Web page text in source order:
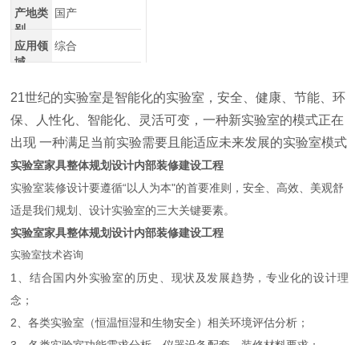
产地类
别
国产
应用领
域
综合
21世纪的实验室是智能化的实验室，安全、健康、节能、环
保、人性化、智能化、灵活可变，一种新实验室的模式正在
出现 一种满足当前实验需要且能适应未来发展的实验室模式
实验室家具整体规划设计内部装修建设工程
实验室装修设计要遵循“以人为本"的首要准则，安全、高效、美观舒
适是我们规划、设计实验室的三大关键要素。
实验室家具整体规划设计内部装修建设工程
实验室技术咨询
1、结合国内外实验室的历史、现状及发展趋势，专业化的设计理
念；
2、各类实验室（恒温恒湿和生物安全）相关环境评估分析；